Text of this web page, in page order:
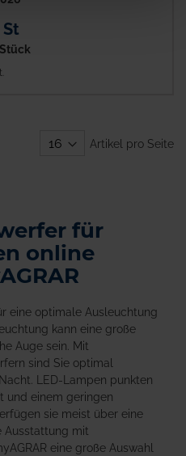
Artikel pro Seite
für
online
eine optimale Ausleuchtung
kann eine große
Auge sein. Mit
sind Sie optimal
LED-Lampen punkten
und einem geringen
sie meist über eine
Ausstattung mit
eine große Auswahl